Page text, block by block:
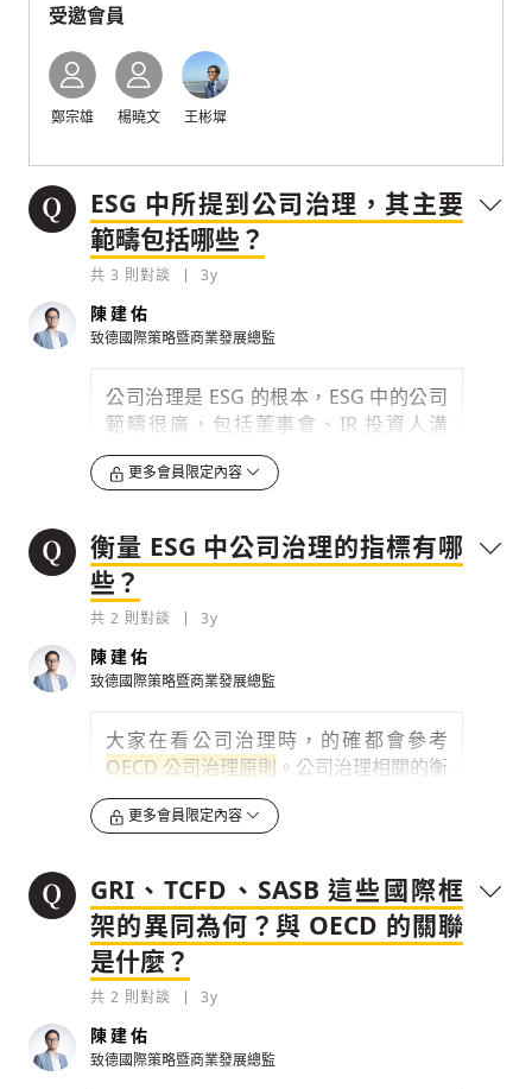
受邀會員
鄭宗雄 楊曉文 王彬墀
ESG 中所提到公司治理，其主要
範疇包括哪些？
共 3 則對談 3y
陳建佑
致德國際策略暨商業發展總監
公司治理是 ESG 的根本，ESG 中的公司
範疇很廣，包括董事會、IR 投資人溝
通、組織活動、商業關係、風險管理、反
貪腐、反競爭…等，總歸一句話，就是與
治理。
對企業來說，首重的是內稽、內控，在於
相關
司治理就像是公司的掌舵手概念，就公司
的財務報告了解過去的績效後，要去擴展
將來的市場，必須要去鑑別相關風險和機
第二，則是公司治理機制和管理...
檢舉留言
更多會員限定內容
衡量 ESG 中公司治理的指標有哪
些？
共 2 則對談 3y
陳建佑
致德國際策略暨商業發展總監
大家在看公司治理時，的確都會參考
OECD 公司治理原則 。公司治理相關的衡
量標準，在台灣有上市櫃公司治理評鑑
國際上就有 MSCI 明晟永續指數
International）、DJSI 美國道瓊永續指
數（Dow Jones Sustainability
Index）、富時羅素（FTSE Russell）的
FTSE4Good Index 富時社會責任指數
Sustainalytics
就國際框架的揭露準則而言，大家看重的
會是GRI 全球報告倡議組織
更多會員限定內容
GRI、TCFD、SASB 這些國際框
架的異同為何？與 OECD 的關聯
是什麼？
共 2 則對談 3y
陳建佑
致德國際策略暨商業發展總監
存為草稿
規則說明